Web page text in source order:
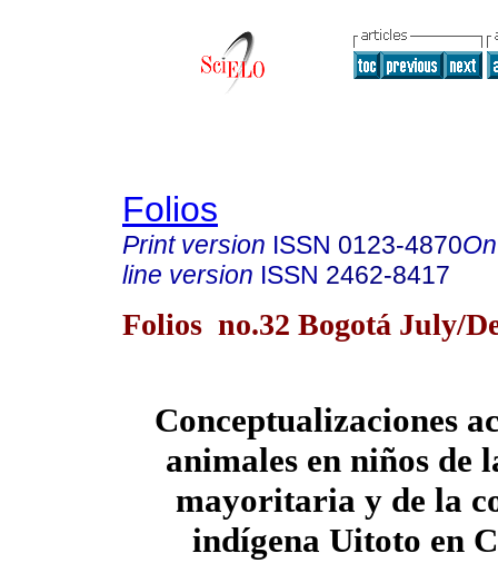
Folios
Print version ISSN 0123-4870
line version ISSN 2462-8417
Folios no.32 Bogotá July/
Conceptualizaciones
animales en niños de
mayoritaria y de la
indígena Uitoto en